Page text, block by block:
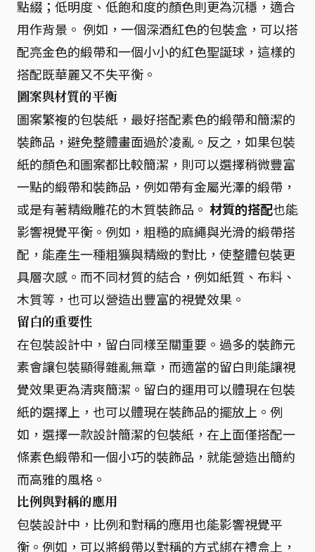
點綴；低明度、低飽和度的顏色則更為沉穩，適合
用作背景。 例如，一個深酒紅色的包裝盒，可以搭
配亮金色的緞帶和一個小小的紅色聖誕球，這樣的
搭配既華麗又不失平衡。
圖案與材質的平衡
圖案繁複的包裝紙，最好搭配素色的緞帶和簡潔的
裝飾品，避免整體畫面過於凌亂。反之，如果包裝
紙的顏色和圖案都比較簡潔，則可以選擇稍微豐富
一點的緞帶和裝飾品，例如帶有金屬光澤的緞帶，
或是有著精緻雕花的木質裝飾品。 材質的搭配也能
影響視覺平衡。例如，粗糙的麻繩與光滑的緞帶搭
配，能產生一種粗獷與精緻的對比，使整體包裝更
具層次感。而不同材質的結合，例如紙質、布料、
木質等，也可以營造出豐富的視覺效果。
留白的重要性
在包裝設計中，留白同樣至關重要。過多的裝飾元
素會讓包裝顯得雜亂無章，而適當的留白則能讓視
覺效果更為清爽簡潔。留白的運用可以體現在包裝
紙的選擇上，也可以體現在裝飾品的擺放上。例
如，選擇一款設計簡潔的包裝紙，在上面僅搭配一
條素色緞帶和一個小巧的裝飾品，就能營造出簡約
而高雅的風格。
比例與對稱的應用
包裝設計中，比例和對稱的應用也能影響視覺平
衡。例如，可以將緞帶以對稱的方式綁在禮盒上，